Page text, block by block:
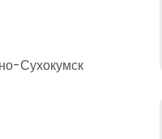
Сухокумск